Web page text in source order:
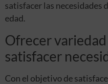
satisfacer las necesidades
edad.
Ofrecer
satisfacer
Con el objetivo de